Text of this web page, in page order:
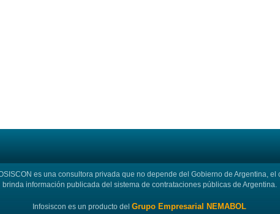
es una consultora privada que no depende del Gobierno de Argentina, el
brinda información publicada del sistema de contrataciones públicas de Argentina.
Infosiscon es un producto del Grupo Empresarial NEMABOL